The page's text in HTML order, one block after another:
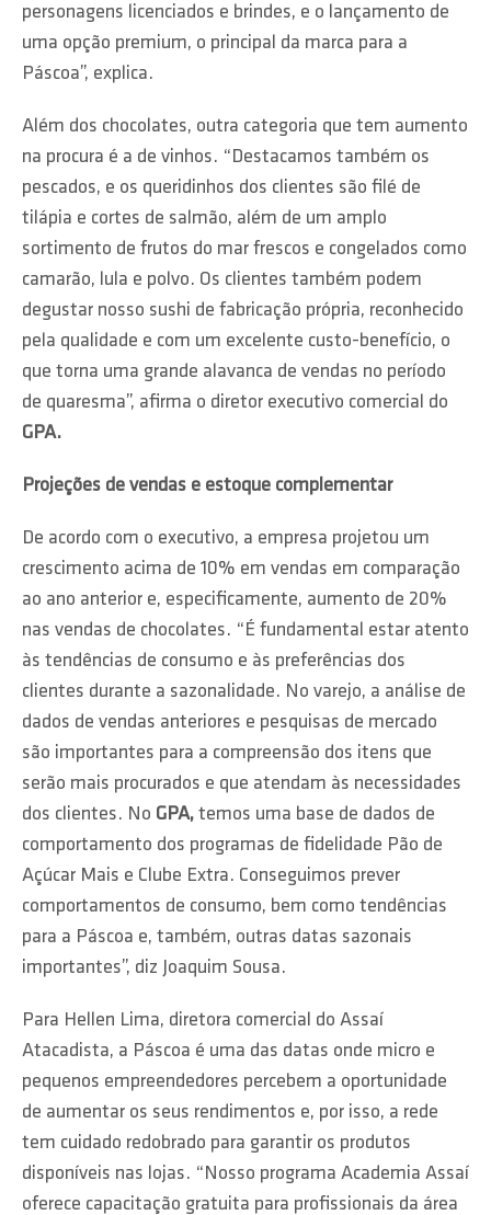
personagens licenciados e brindes, e o lançamento de
uma opção premium, o principal da marca para a
Páscoa”, explica.
Além dos chocolates, outra categoria que tem aumento
na procura é a de vinhos. “Destacamos também os
pescados, e os queridinhos dos clientes são filé de
tilápia e cortes de salmão, além de um amplo
sortimento de frutos do mar frescos e congelados como
camarão, lula e polvo. Os clientes também podem
degustar nosso sushi de fabricação própria, reconhecido
pela qualidade e com um excelente custo-benefício, o
que torna uma grande alavanca de vendas no período
de quaresma”, afirma o diretor executivo comercial do
GPA.
Projeções de vendas e estoque complementar
De acordo com o executivo, a empresa projetou um
crescimento acima de 10% em vendas em comparação
ao ano anterior e, especificamente, aumento de 20%
nas vendas de chocolates. “É fundamental estar atento
às tendências de consumo e às preferências dos
clientes durante a sazonalidade. No varejo, a análise de
dados de vendas anteriores e pesquisas de mercado
são importantes para a compreensão dos itens que
serão mais procurados e que atendam às necessidades
dos clientes. No GPA, temos uma base de dados de
comportamento dos programas de fidelidade Pão de
Açúcar Mais e Clube Extra. Conseguimos prever
comportamentos de consumo, bem como tendências
para a Páscoa e, também, outras datas sazonais
importantes”, diz Joaquim Sousa.
Para Hellen Lima, diretora comercial do Assaí
Atacadista, a Páscoa é uma das datas onde micro e
pequenos empreendedores percebem a oportunidade
de aumentar os seus rendimentos e, por isso, a rede
tem cuidado redobrado para garantir os produtos
disponíveis nas lojas. “Nosso programa Academia Assaí
oferece capacitação gratuita para profissionais da área